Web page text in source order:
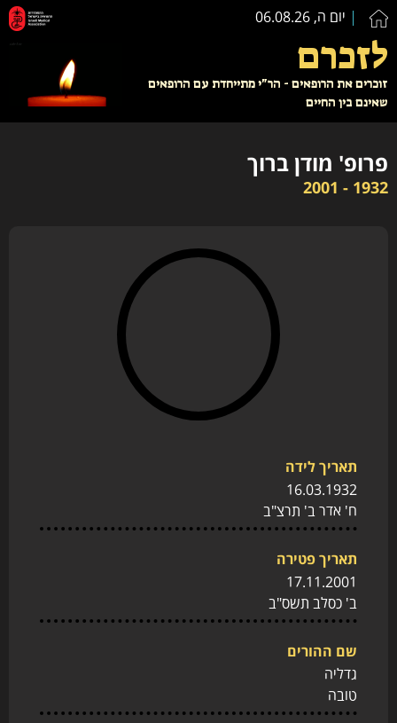
יום ה, 06.08.26
לזכרם
זוכרים את הרופאים - הר"י מתייחדת עם הרופאים
שאינם בין החיים
פרופ' מודן ברוך
1932 - 2001
תאריך לידה
16.03.1932
ח' אדר ב' תרצ"ב
תאריך פטירה
17.11.2001
ב' כסלב תשס"ב
שם ההורים
גדליה
טובה